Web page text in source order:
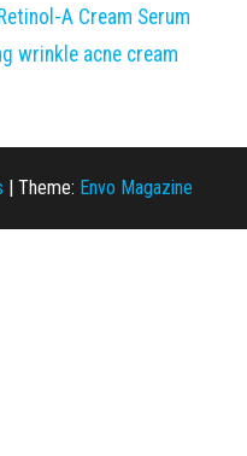
A Cream Serum
wrinkle acne cream
| Theme: Envo Magazine